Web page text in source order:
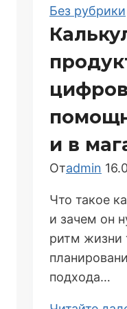
Без рубрики
и в
Отadmin
Что такое
и зачем он
ритм жизни
подхода…